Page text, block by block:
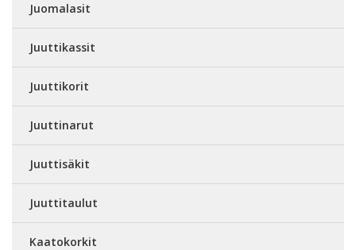
Juomalasit
Juuttikassit
Juuttikorit
Juuttinarut
Juuttisäkit
Juuttitaulut
Kaatokorkit